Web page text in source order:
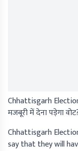
Chhattisgarh
मजबूरी में देना पड़ेगा
Chhattisgarh
say that they will